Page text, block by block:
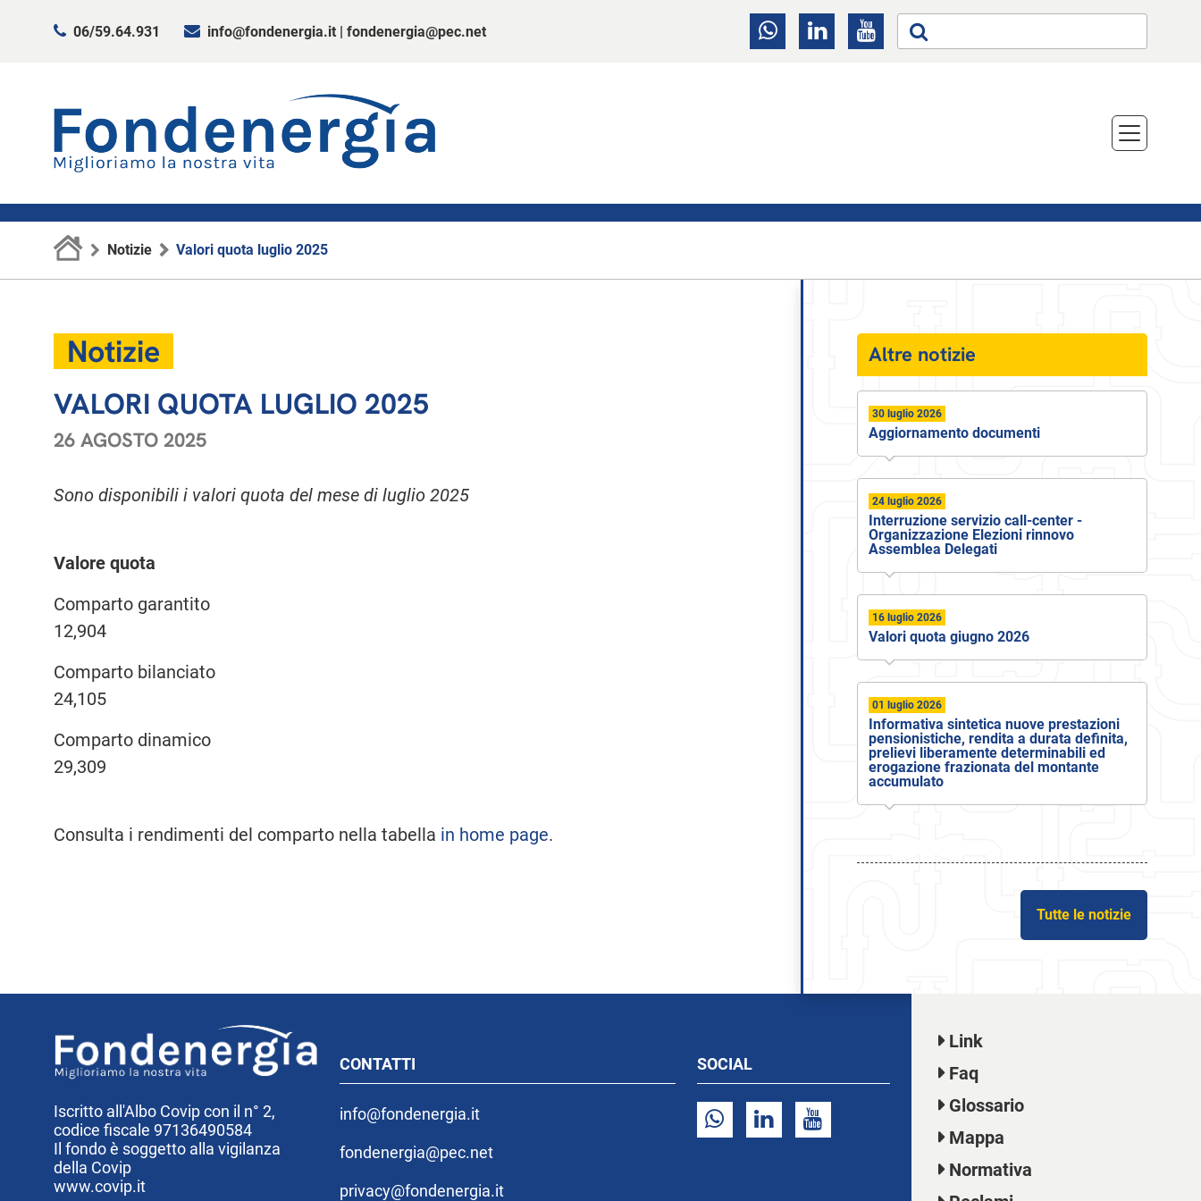
06/59.64.931 info@fondenergia.it | fondenergia@pec.net
Notizie Valori quota luglio 2025
Notizie
VALORI QUOTA LUGLIO 2025
26 AGOSTO 2025
Sono disponibili i valori quota del mese di luglio 2025
Valore quota
Comparto garantito
12,904
Comparto bilanciato
24,105
Comparto dinamico
29,309
Consulta i rendimenti del comparto nella tabella in home page.
Altre notizie
30 luglio 2026
Aggiornamento documenti
24 luglio 2026
Interruzione servizio call-center -
Organizzazione Elezioni rinnovo
Assemblea Delegati
16 luglio 2026
Valori quota giugno 2026
01 luglio 2026
Informativa sintetica nuove prestazioni
pensionistiche, rendita a durata definita,
prelievi liberamente determinabili ed
erogazione frazionata del montante
accumulato
Tutte le notizie
Iscritto all'Albo Covip con il n° 2,
codice fiscale 97136490584
Il fondo è soggetto alla vigilanza
della Covip
www.covip.it
CONTATTI
info@fondenergia.it
fondenergia@pec.net
privacy@fondenergia.it
SOCIAL
Link
Faq
Glossario
Mappa
Normativa